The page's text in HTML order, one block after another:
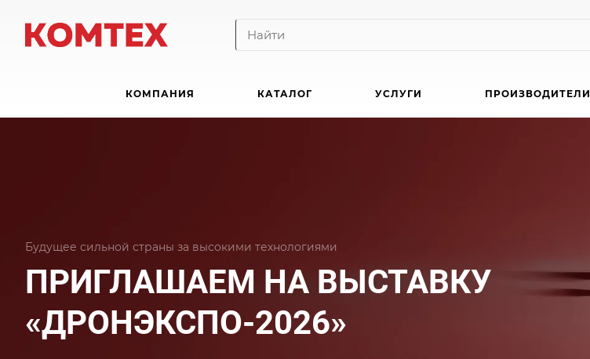
КОМПАНИЯ КАТАЛОГ УСЛУГИ ПРОИЗВОДИТЕЛИ
Будущее сильной страны за высокими технологиями
ПРИГЛАШАЕМ НА ВЫСТАВКУ
«ДРОНЭКСПО-2026»